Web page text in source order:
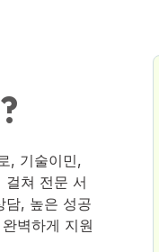
, 기술이민,
걸쳐 전문 서
담, 높은 성공
벽하게 지원